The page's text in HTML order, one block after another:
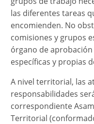
las diferentes tareas
encomienden. No
comisiones y grupos
órgano de
específicas y propias
A nivel territorial, las
responsabilidades
correspondiente
Territorial